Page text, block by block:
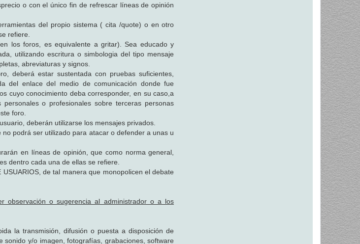
o con el único fin de refrescar líneas de opinión
del propio sistema ( cita /quote) o en otro
refiere.
los foros, es equivalente a gritar). Sea educado y
utilizando escritura o simbologia del tipo mensaje
abreviaturas y signos.
deberá estar sustentada con pruebas suficientes,
del enlace del medio de comunicación donde fue
cuyo conocimiento deba corresponder, en su caso,a
o profesionales sobre terceras personas
foro.
deberán utilizarse los mensajes privados.
podrá ser utilizado para atacar o defender a unas u
en líneas de opinión, que como norma general,
dentro cada una de ellas se refiere.
de tal manera que monopolicen el debate
observación o sugerencia al administrador o a los
la transmisión, difusión o puesta a disposición de
y/o imagen, fotografías, grabaciones, software